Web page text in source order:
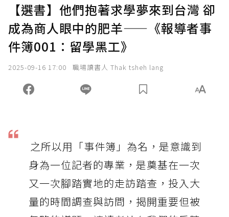
【選書】他們抱著求學夢來到台灣 卻
成為商人眼中的肥羊——《報導者事
件簿001：留學黑工》
2025-09-16 17:00 職場讀書人 Thak tsheh lang
之所以用「事件簿」為名，是意識到
身為一位記者的專業，是奠基在一次
又一次腳踏實地的走訪踏查，投入大
量的時間調查與訪問，揭開重要但被